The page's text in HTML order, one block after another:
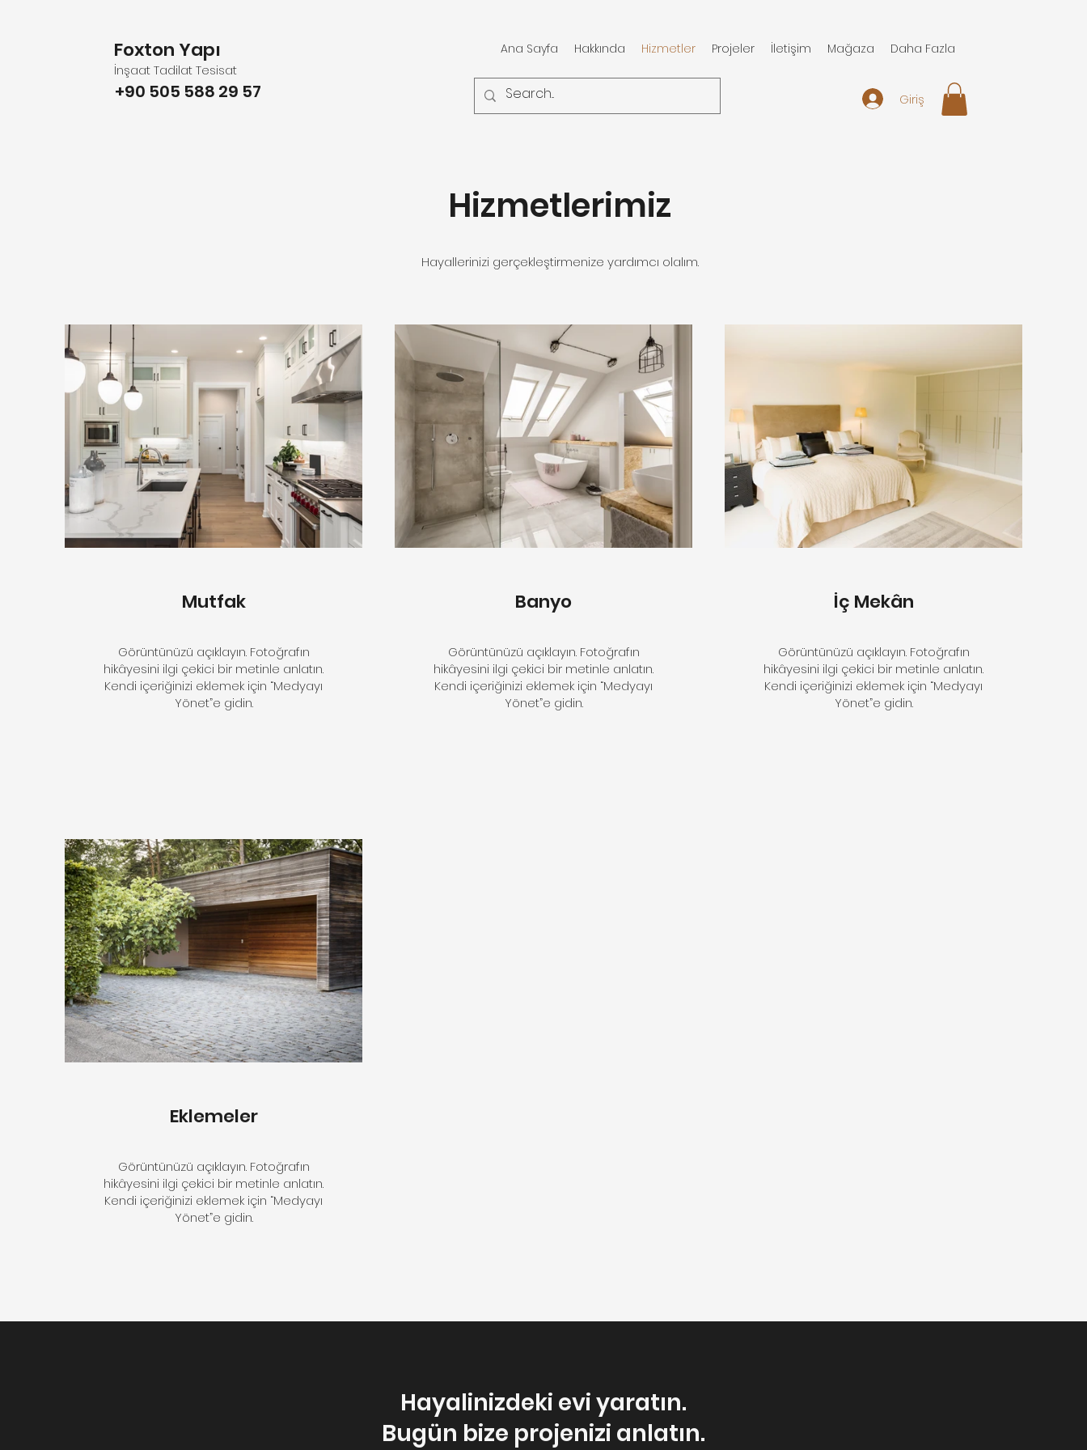
Foxton Yapı
İnşaat Tadilat Tesisat
+90 505 588 29 57
Ana Sayfa Hakkında Hizmetler Projeler İletişim Mağaza Daha Fazla
Giriş
Hizmetlerimiz
Hayallerinizi gerçekleştirmenize yardımcı olalım.
Mutfak
Görüntünüzü açıklayın. Fotoğrafın
hikâyesini ilgi çekici bir metinle anlatın.
Kendi içeriğinizi eklemek için “Medyayı
Yönet”e gidin.
Banyo
Görüntünüzü açıklayın. Fotoğrafın
hikâyesini ilgi çekici bir metinle anlatın.
Kendi içeriğinizi eklemek için “Medyayı
Yönet”e gidin.
İç Mekân
Görüntünüzü açıklayın. Fotoğrafın
hikâyesini ilgi çekici bir metinle anlatın.
Kendi içeriğinizi eklemek için “Medyayı
Yönet”e gidin.
Eklemeler
Görüntünüzü açıklayın. Fotoğrafın
hikâyesini ilgi çekici bir metinle anlatın.
Kendi içeriğinizi eklemek için “Medyayı
Yönet”e gidin.
Hayalinizdeki evi yaratın.
Bugün bize projenizi anlatın.